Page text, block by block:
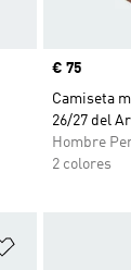
Precio
€ 75
Camiseta
26/27 del
Hombre
2 colores